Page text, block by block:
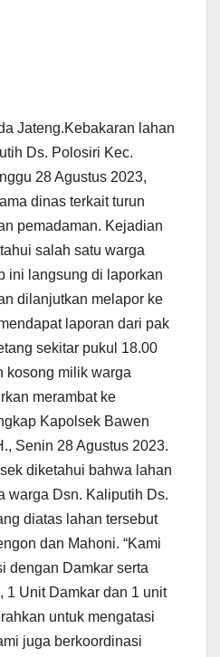
Jateng.Kebakaran lahan
Ds. Polosiri Kec.
28 Agustus 2023,
dinas terkait turun
pemadaman. Kejadian
salah satu warga
ini langsung di laporkan
dilanjutkan melapor ke
laporan dari pak
sekitar pukul 18.00
kosong milik warga
merambat ke
Kapolsek Bawen
Senin 28 Agustus 2023.
diketahui bahwa lahan
warga Dsn. Kaliputih Ds.
diatas lahan tersebut
dan Mahoni. “Kami
dengan Damkar serta
1 Unit Damkar dan 1 unit
untuk mengatasi
juga berkoordinasi